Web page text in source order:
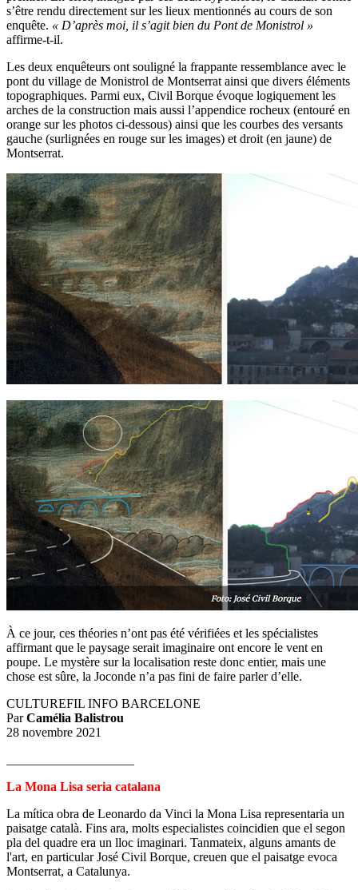
s’être rendu directement sur les lieux mentionnés au cours de son
enquête. « D’après moi, il s’agit bien du Pont de Monistrol »
affirme-t-il.
Les deux enquêteurs ont souligné la frappante ressemblance avec le
pont du village de Monistrol de Montserrat ainsi que divers éléments
topographiques. Parmi eux, Civil Borque évoque logiquement les
arches de la construction mais aussi l’appendice rocheux (entouré en
orange sur les photos ci-dessous) ainsi que les courbes des versants
gauche (surlignées en rouge sur les images) et droit (en jaune) de
Montserrat.
À ce jour, ces théories n’ont pas été vérifiées et les spécialistes
affirmant que le paysage serait imaginaire ont encore le vent en
poupe. Le mystère sur la localisation reste donc entier, mais une
chose est sûre, la Joconde n’a pas fini de faire parler d’elle.
CULTUREFIL INFO BARCELONE
ParCamélia Balistrou
28 novembre 2021
La Mona Lisa seria catalana
La mítica obra de Leonardo da Vinci la Mona Lisa representaria un
paisatge català. Fins ara, molts especialistes coincidien que el segon
pla del quadre era un lloc imaginari. Tanmateix, alguns amants de
l'art, en particular José Civil Borque, creuen que el paisatge evoca
Montserrat, a Catalunya.